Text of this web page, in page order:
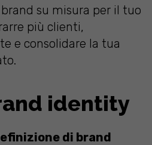
su misura per il tuo
più clienti,
e consolidare la tua
identity
di brand